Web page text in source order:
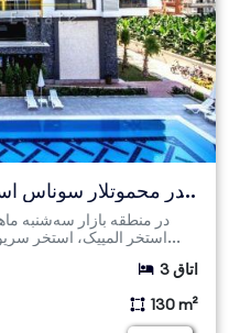
استخر المپیک، استخر سرپوشیده، سونا، حمام ترکی، پارکینگ و ز...
3 اتاق
130 m²